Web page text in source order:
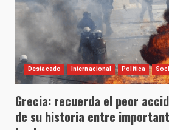
Destacado Internacional Política
Grecia: recuerda el peor
de su historia entre